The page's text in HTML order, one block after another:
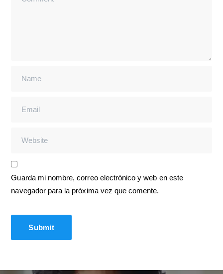
Guarda mi nombre, correo electrónico y web en este
navegador para la próxima vez que comente.